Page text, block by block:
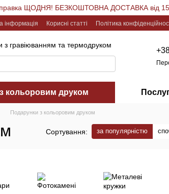
ЩОДНЯ! БЕЗКОШТОВНА ДОСТАВКА від
інформація Корисні статті Політика
з гравіюванням та термодруком
кольоровим друком
Подарунки з кольоровим друком
Сортування: за популярністю